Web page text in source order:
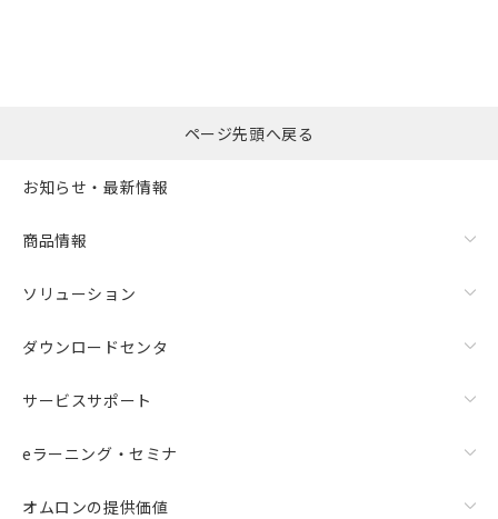
ページ先頭へ戻る
お知らせ・最新情報
商品情報
ソリューション
ダウンロードセンタ
サービスサポート
eラーニング・セミナ
オムロンの提供価値